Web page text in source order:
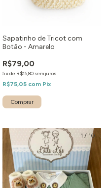
Sapatinho de Tricot com
Botão - Amarelo
R$79,00
5xde R$15,80 sem juros
R$75,05 com Pix
1 / 10